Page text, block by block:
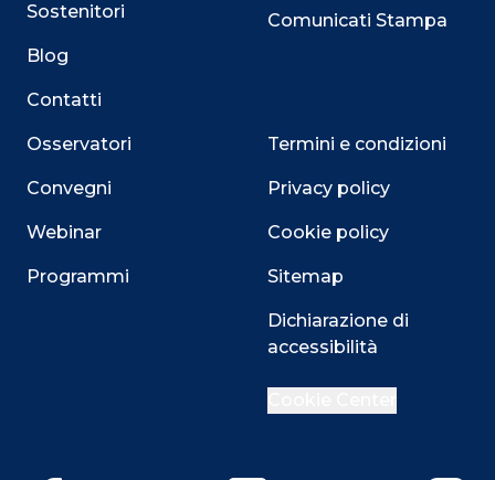
Sostenitori
Blog
Contatti
Osservatori
Convegni
Webinar
Programmi
Comunicati Stampa
Termini e condizioni
Privacy policy
Cookie policy
Sitemap
Dichiarazione di
accessibilità